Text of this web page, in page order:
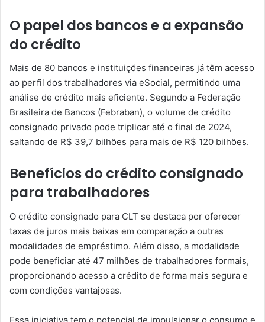
O papel dos bancos e a expansão
do crédito
Mais de 80 bancos e instituições financeiras já têm acesso
ao perfil dos trabalhadores via eSocial, permitindo uma
análise de crédito mais eficiente. Segundo a Federação
Brasileira de Bancos (Febraban), o volume de crédito
consignado privado pode triplicar até o final de 2024,
saltando de R$ 39,7 bilhões para mais de R$ 120 bilhões.
Benefícios do crédito consignado
para trabalhadores
O crédito consignado para CLT se destaca por oferecer
taxas de juros mais baixas em comparação a outras
modalidades de empréstimo. Além disso, a modalidade
pode beneficiar até 47 milhões de trabalhadores formais,
proporcionando acesso a crédito de forma mais segura e
com condições vantajosas.